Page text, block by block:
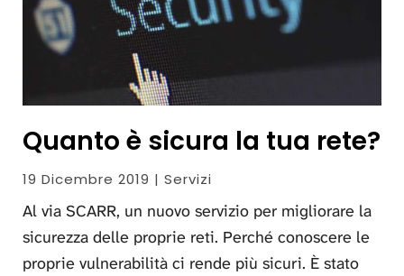
Quanto è sicura la tua rete?
19 Dicembre 2019 | Servizi
Al via SCARR, un nuovo servizio per migliorare la
sicurezza delle proprie reti. Perché conoscere le
proprie vulnerabilità ci rende più sicuri. È stato